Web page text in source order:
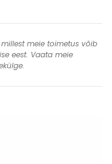
meie toimetus võib
eest. Vaata meie